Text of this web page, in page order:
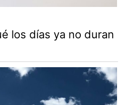
los días ya no duran